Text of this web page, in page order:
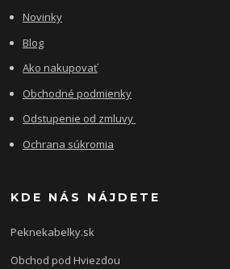
Novinky
Blog
Ako nakupovať
Obchodné podmienky
Odstupenie od zmluvy
Ochrana súkromia
KDE NÁS NÁJDETE
Peknekabelky.sk
Obchod pod Hviezdou